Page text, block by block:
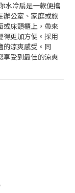
水冷扇是一款便攜
辦公室、家庭或旅
或床頭櫃上，帶來
得更加方便。採用
的涼爽感受。同
享受到最佳的涼爽